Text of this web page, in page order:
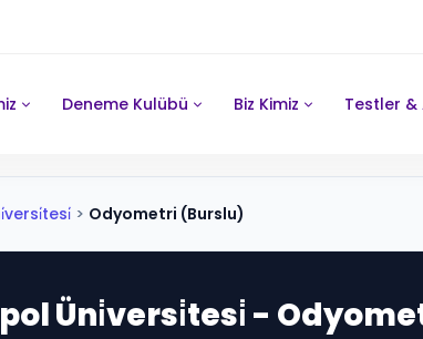
Deneme Kulübü Biz Kimiz Testler
> Odyometri (Burslu)
Üni̇versi̇tesi̇ -